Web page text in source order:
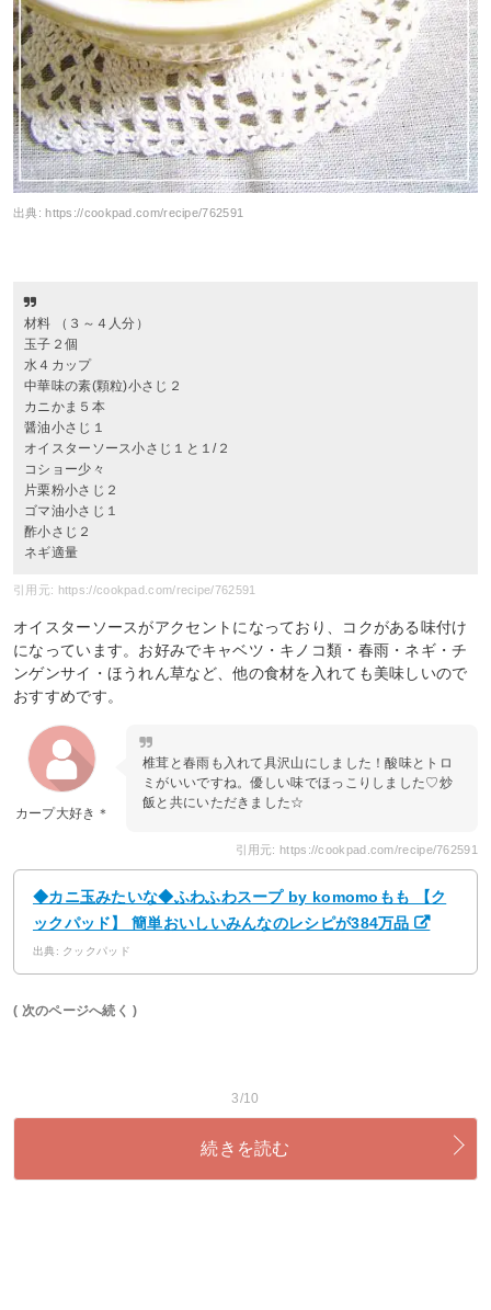
出典:https://cookpad.com/recipe/762591
材料 （３～４人分）
玉子２個
水４カップ
中華味の素(顆粒)小さじ２
カニかま５本
醤油小さじ１
オイスターソース小さじ１と１/２
コショー少々
片栗粉小さじ２
ゴマ油小さじ１
酢小さじ２
ネギ適量
引用元: https://cookpad.com/recipe/762591
オイスターソースがアクセントになっており、コクがある味付け
になっています。お好みでキャベツ・キノコ類・春雨・ネギ・チ
ンゲンサイ・ほうれん草など、他の食材を入れても美味しいので
おすすめです。
カープ大好き＊
椎茸と春雨も入れて具沢山にしました！酸味とトロ
ミがいいですね。優しい味でほっこりしました♡炒
飯と共にいただきました☆
引用元: https://cookpad.com/recipe/762591
◆カニ玉みたいな◆ふわふわスープ by komomoもも 【ク
ックパッド】 簡単おいしいみんなのレシピが384万品
出典: クックパッド
( 次のページへ続く )
3/10
続きを読む